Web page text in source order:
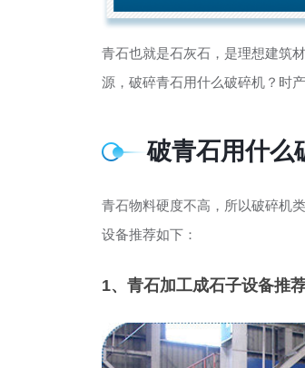
青石也就是石灰石，是理想建筑
源，破碎青石用什么破碎机？时
破青石用什么
青石物料硬度不高，所以破碎机
设备推荐如下：
1、青石加工成石子设备推